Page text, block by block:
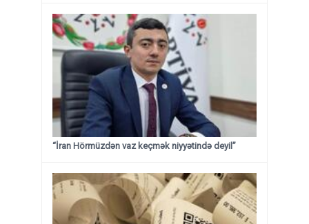
“İran Hörmüzdən vaz keçmək niyyətində deyil”